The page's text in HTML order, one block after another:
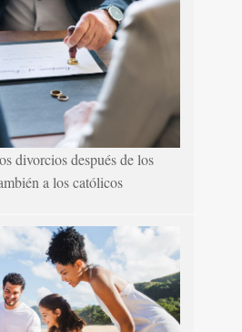
divorcios después de los
a los católicos